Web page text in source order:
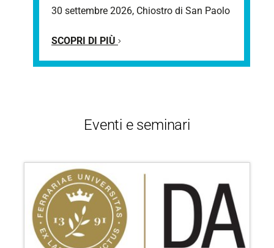
30 settembre 2026, Chiostro di San Paolo
SCOPRI DI PIÙ
Eventi e seminari